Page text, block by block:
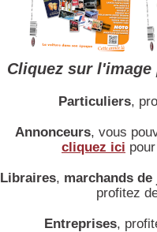
Cliquez sur
Particuliers,
Annonceurs, vous
cliquez ici
Libraires, marchands de
profitez
Entreprises,